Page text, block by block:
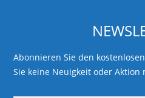
Abonnieren Sie den
Sie keine Neuigkeit oder Aktion